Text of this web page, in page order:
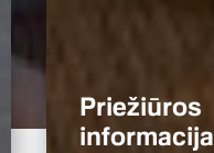
Priežiūros
informacija